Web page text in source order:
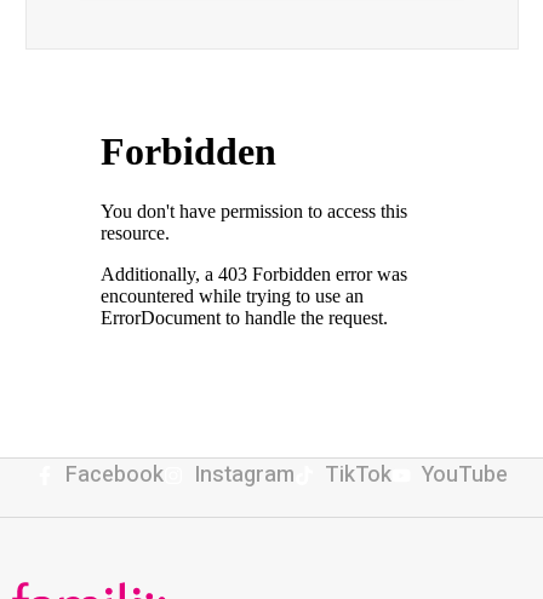
Facebook Instagram TikTok YouTube